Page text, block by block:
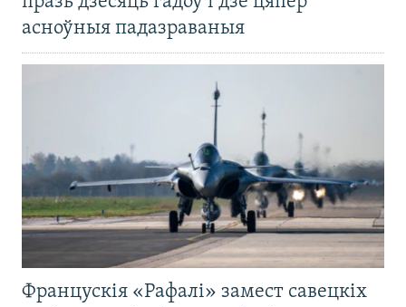
асноўныя падазраваныя
Францускія «Рафалі» замест савецкіх